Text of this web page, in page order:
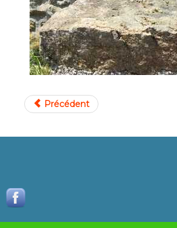
Précédent